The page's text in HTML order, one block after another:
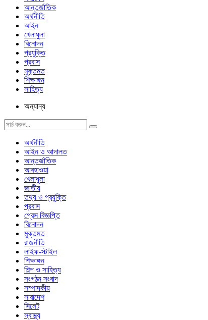
আন্তর্জাতিক
অর্থনীতি
আইন
খেলাধুলা
বিনোদন
প্রযুক্তি
প্রবাস
মুক্তমত
শিক্ষাঙ্গন
সাহিত্য
অন্যান্য
অর্থনীতি
আইন ও আদালত
আন্তর্জাতিক
আবহাওয়া
খেলাধুলা
জাতীয়
তথ্য ও প্রযুক্তি
প্রবাস
প্রেস বিজ্ঞপ্তি
বিনোদন
মুক্তমত
রাজনীতি
লাইফ-স্টাইল
শিক্ষাঙ্গন
শিল্প ও সাহিত্য
সংগঠন সংবাদ
সম্পাদকীয়
সারাদেশ
সিলেট
স্বাস্থ্য